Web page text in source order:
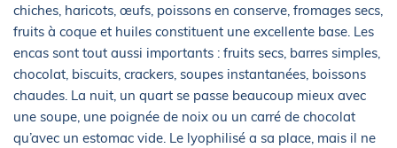
chiches, haricots, œufs, poissons en conserve, fromages secs,
fruits à coque et huiles constituent une excellente base. Les
encas sont tout aussi importants : fruits secs, barres simples,
chocolat, biscuits, crackers, soupes instantanées, boissons
chaudes. La nuit, un quart se passe beaucoup mieux avec
une soupe, une poignée de noix ou un carré de chocolat
qu’avec un estomac vide. Le lyophilisé a sa place, mais il ne